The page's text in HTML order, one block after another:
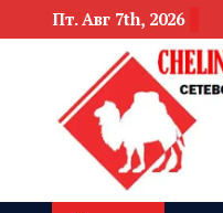
Пт. Авг 7th, 2026